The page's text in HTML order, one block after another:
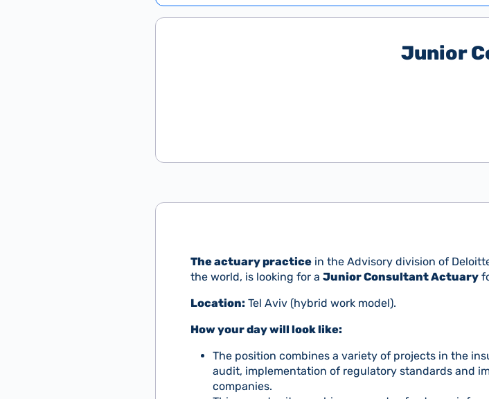
Junior
The actuary practice in the Advisory division of
the world, is looking for a Junior Consultant Actuary
Location: Tel Aviv (hybrid work model).
How your day will look like:
The position combines a variety of projects in the
audit, implementation of regulatory standards and
companies.